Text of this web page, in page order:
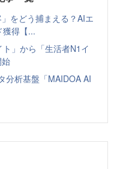
をどう捕まえる？AIエ
獲得【...
」から「生活者N1イ
分析基盤「MAIDOA AI